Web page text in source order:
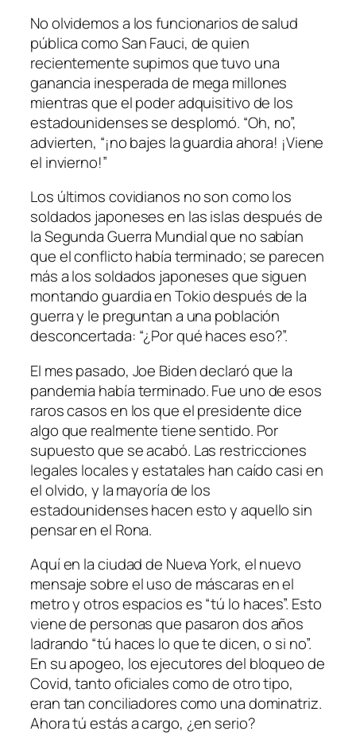
No olvidemos a los funcionarios de salud
pública como San Fauci, de quien
recientemente supimos que tuvo una
ganancia inesperada de mega millones
mientras que el poder adquisitivo de los
estadounidenses se desplomó. “Oh, no”,
advierten, “¡no bajes la guardia ahora! ¡Viene
el invierno!”
Los últimos covidianos no son como los
soldados japoneses en las islas después de
la Segunda Guerra Mundial que no sabían
que el conflicto había terminado; se parecen
más a los soldados japoneses que siguen
montando guardia en Tokio después de la
guerra y le preguntan a una población
desconcertada: “¿Por qué haces eso?”.
El mes pasado, Joe Biden declaró que la
pandemia había terminado. Fue uno de esos
raros casos en los que el presidente dice
algo que realmente tiene sentido. Por
supuesto que se acabó. Las restricciones
legales locales y estatales han caído casi en
el olvido, y la mayoría de los
estadounidenses hacen esto y aquello sin
pensar en el Rona.
Aquí en la ciudad de Nueva York, el nuevo
mensaje sobre el uso de máscaras en el
metro y otros espacios es “tú lo haces”. Esto
viene de personas que pasaron dos años
ladrando “tú haces lo que te dicen, o si no”.
En su apogeo, los ejecutores del bloqueo de
Covid, tanto oficiales como de otro tipo,
eran tan conciliadores como una dominatriz.
Ahora tú estás a cargo, ¿en serio?